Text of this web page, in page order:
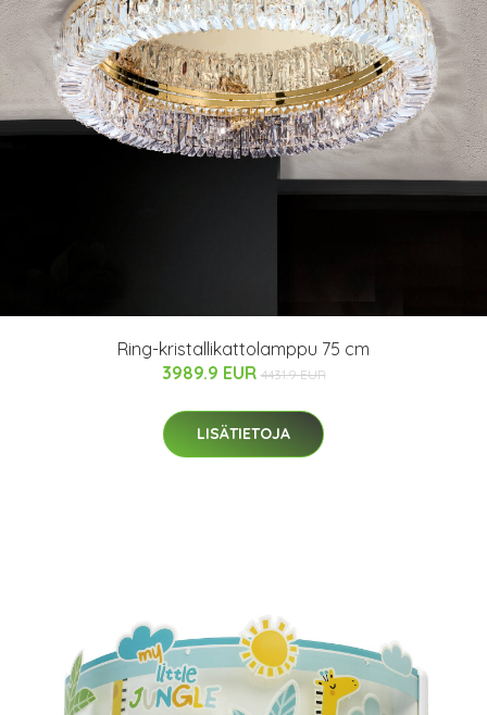
Ring-kristallikattolamppu 75 cm
3989.9 EUR 4431.9 EUR
LISÄTIETOJA